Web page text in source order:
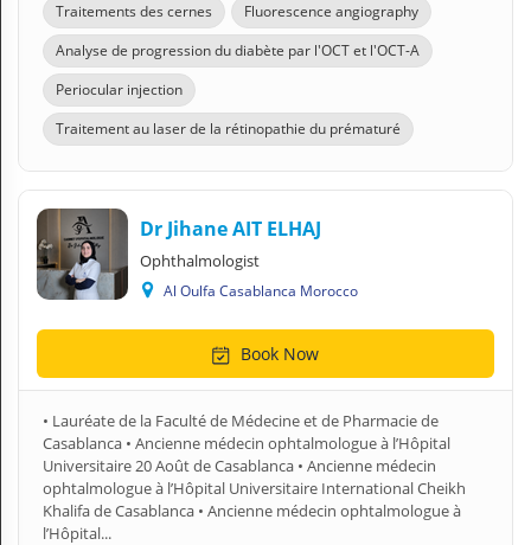
Traitements des cernes
Fluorescence angiography
Analyse de progression du diabète par l'OCT et l'OCT-A
Periocular injection
Traitement au laser de la rétinopathie du prématuré
Dr Jihane AIT ELHAJ
Ophthalmologist
Al Oulfa Casablanca Morocco
Book Now
• Lauréate de la Faculté de Médecine et de Pharmacie de
Casablanca • Ancienne médecin ophtalmologue à l’Hôpital
Universitaire 20 Août de Casablanca • Ancienne médecin
ophtalmologue à l’Hôpital Universitaire International Cheikh
Khalifa de Casablanca • Ancienne médecin ophtalmologue à
l’Hôpital...